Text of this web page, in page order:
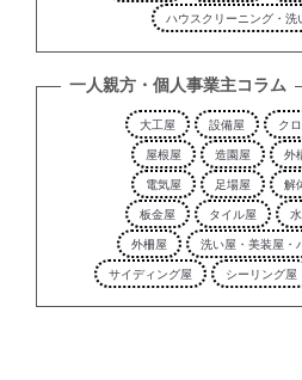
ハウスクリーニング・洗
一人親方・個人事業主コラム
大工屋 設備屋 ク
屋根屋
造園屋 外
電気屋
足場屋 解
板金屋
タイル屋
外柵屋
洗い屋・美装屋・
サイディング屋
シーリング屋